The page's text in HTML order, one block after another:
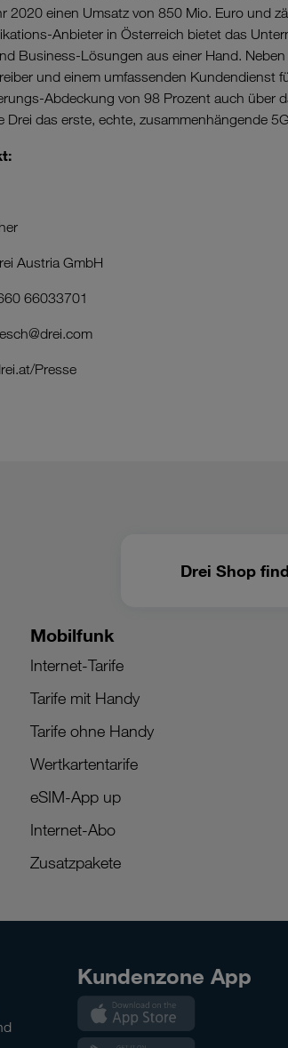
2020 einen Umsatz von 850 Mio. Euro und
Anbieter in Österreich bietet das
Business-Lösungen aus einer Hand.
und einem umfassenden Kundendienst
Abdeckung von 98 Prozent auch über
Drei das erste, echte, zusammenhängende
Austria GmbH
66033701
Presse
Drei Shop
Mobilfunk
Internet-Tarife
Tarife mit Handy
Tarife ohne Handy
Wertkartentarife
eSIM-App up
Internet-Abo
Zusatzpakete
Kundenzone App